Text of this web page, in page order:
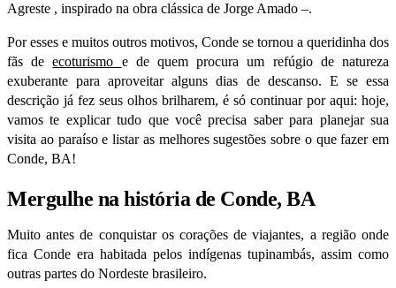
Agreste , inspirado na obra clássica de Jorge Amado –.
Por esses e muitos outros motivos, Conde se tornou a queridinha dos
fãs deecoturismo e de quem procura um refúgio de natureza
exuberante para aproveitar alguns dias de descanso. E se essa
descrição já fez seus olhos brilharem, é só continuar por aqui: hoje,
vamos te explicar tudo que você precisa saber para planejar sua
visita ao paraíso e listar as melhores sugestões sobre o que fazer em
Conde, BA!
Mergulhe na história de Conde, BA
Muito antes de conquistar os corações de viajantes, a região onde
fica Conde era habitada pelos indígenas tupinambás, assim como
outras partes do Nordeste brasileiro.